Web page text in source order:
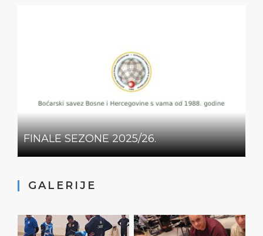
FINALE SEZONE 2025/26.
GALERIJE